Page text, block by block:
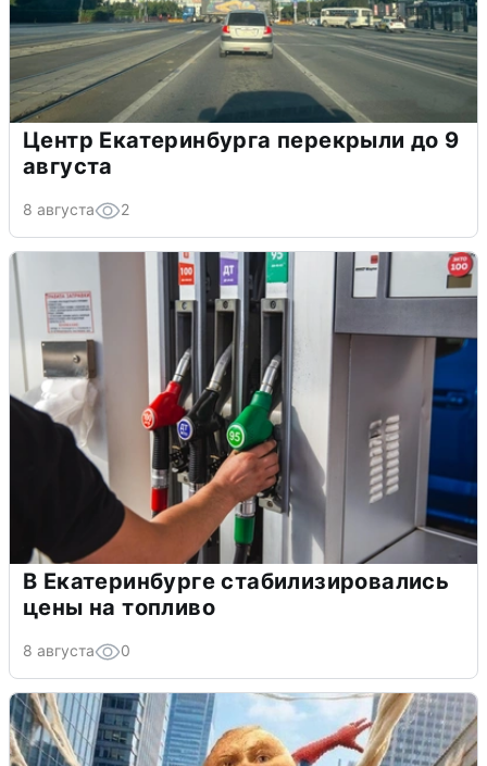
Центр Екатеринбурга перекрыли до 9
августа
8 августа 2
В Екатеринбурге стабилизировались
цены на топливо
8 августа 0